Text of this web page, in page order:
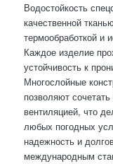
Водостойкость
качественной
термообработкой и
Каждое изделие
устойчивость к
Многослойные
позволяют
вентиляцией, что
любых погодных
надежность и
международным